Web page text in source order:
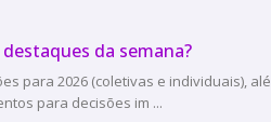
da semana?
para 2026 (coletivas e individuais),
para decisões im ...